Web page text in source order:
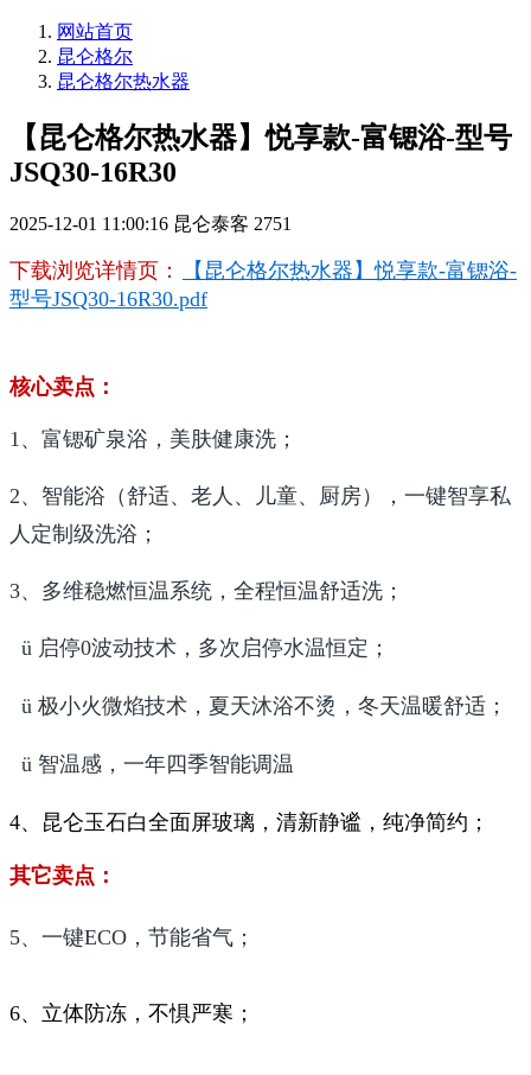
网站首页
昆仑格尔
昆仑格尔热水器
【昆仑格尔热水器】悦享款-富锶浴-型号
JSQ30-16R30
2025-12-01 11:00:16 昆仑泰客 2751
下载浏览详情页：
【昆仑格尔热水器】悦享款-富锶浴-
型号JSQ30-16R30.pdf
核心卖点：
1、富锶矿泉浴，美肤健康洗；
2、智能浴（舒适、老人、儿童、厨房），一键智享私
人定制级洗浴；
3、多维稳燃恒温系统，全程恒温舒适洗；
ü 启停0波动技术，多次启停水温恒定；
ü 极小火微焰技术，夏天沐浴不烫，冬天温暖舒适；
ü 智温感，一年四季智能调温
4、昆仑玉石白全面屏玻璃，清新静谧，纯净简约；
其它卖点：
5、一键ECO，节能省气；
6、立体防冻，不惧严寒；